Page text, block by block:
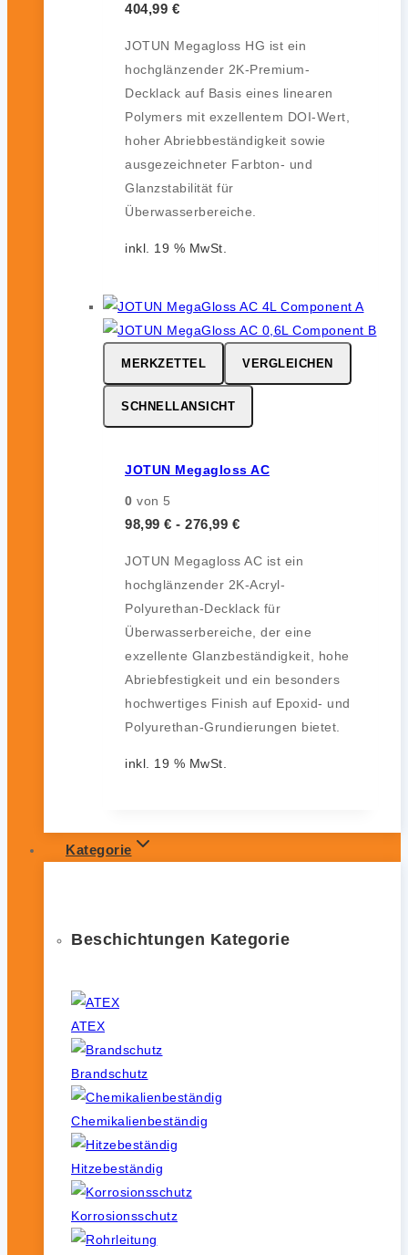
404,99 €
JOTUN Megagloss HG ist ein
hochglänzender 2K-Premium-
Decklack auf Basis eines linearen
Polymers mit exzellentem DOI-Wert,
hoher Abriebbeständigkeit sowie
ausgezeichneter Farbton- und
Glanzstabilität für
Überwasserbereiche.
inkl. 19 % MwSt.
MERKZETTEL VERGLEICHEN
SCHNELLANSICHT
JOTUN Megagloss AC
0 von 5
98,99 € - 276,99 €
JOTUN Megagloss AC ist ein
hochglänzender 2K-Acryl-
Polyurethan-Decklack für
Überwasserbereiche, der eine
exzellente Glanzbeständigkeit, hohe
Abriebfestigkeit und ein besonders
hochwertiges Finish auf Epoxid- und
Polyurethan-Grundierungen bietet.
inkl. 19 % MwSt.
Kategorie
Beschichtungen Kategorie
ATEX
Brandschutz
Chemikalienbeständig
Hitzebeständig
Korrosionsschutz